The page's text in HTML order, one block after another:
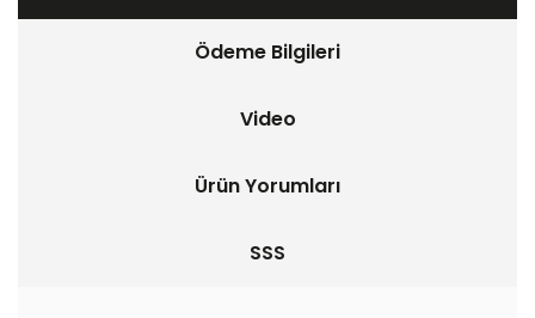
Ödeme Bilgileri
Video
Ürün Yorumları
SSS